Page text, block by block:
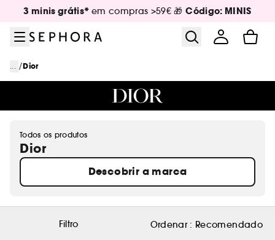
Ir para o menu
Ir para o conteúdo principal
Ir para o rodapé
3 minis grátis* em compras >59€ 🎁Código: MINIS
... /Dior
Todos os produtos
Dior
Descobrir a marca
Filtro Ordenar : Recomendado